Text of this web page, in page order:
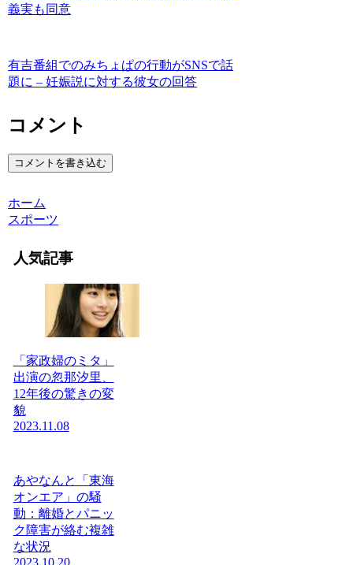
義実も同意
有吉番組でのみちょぱの行動がSNSで話
題に – 妊娠説に対する彼女の回答
コメント
コメントを書き込む
ホーム
スポーツ
人気記事
「家政婦のミタ」
出演の忽那汐里、
12年後の驚きの変
貌
2023.11.08
あやなんと「東海
オンエア」の騒
動：離婚とパニッ
ク障害が絡む複雑
な状況
2023.10.20